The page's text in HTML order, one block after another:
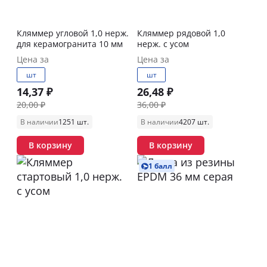
Кляммер угловой 1,0 нерж.
для керамогранита 10 мм
Цена за
шт
14,37 ₽
20,00 ₽
В наличии1251 шт.
В корзину
Кляммер рядовой 1,0
нерж. с усом
Цена за
шт
26,48 ₽
36,00 ₽
В наличии4207 шт.
В корзину
1 балл